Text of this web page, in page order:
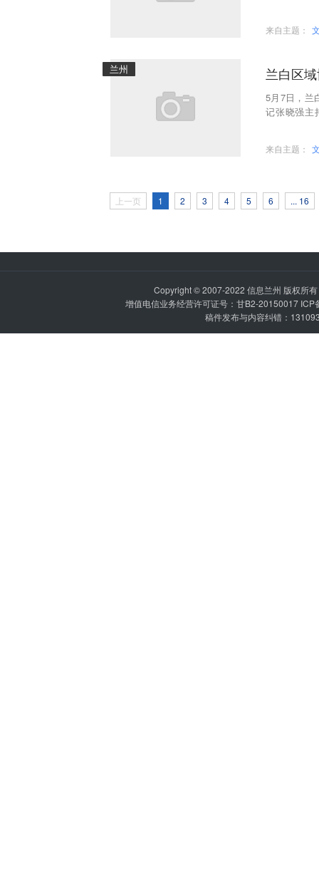
来自主题：
兰州 兰白区
5月7日，兰
记张晓强主
来自主题：
上一页 1 2 3 4 5 6 ... 16
Copyright © 2007-2022 信息兰州 版权所
增值电信业务经营许可证号：甘B2-20150017 ICP
稿件发布与内容纠错：